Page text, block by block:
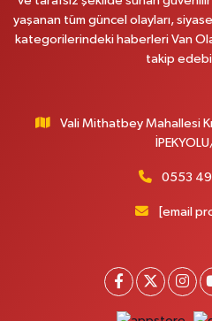
Kazım Karabekir cad.Eski Araştırma
Kaval iş merkezi No: 156 B
Yol Tarifi Al
Akpınar Mah. Milli Egemenlik Cad.No:7
Yol Tarifi Al
ZÜBEYDE HANIM CAD.ÖZEL LOKMAN
Ferhat Eczanesi
URARTU SOK. ESKİ İSTANBUL
yaşanan tüm güncel olayları,
kategorilerindeki haberleri Van
takip
Vali Mithatbey Mahallesi
0553
[email